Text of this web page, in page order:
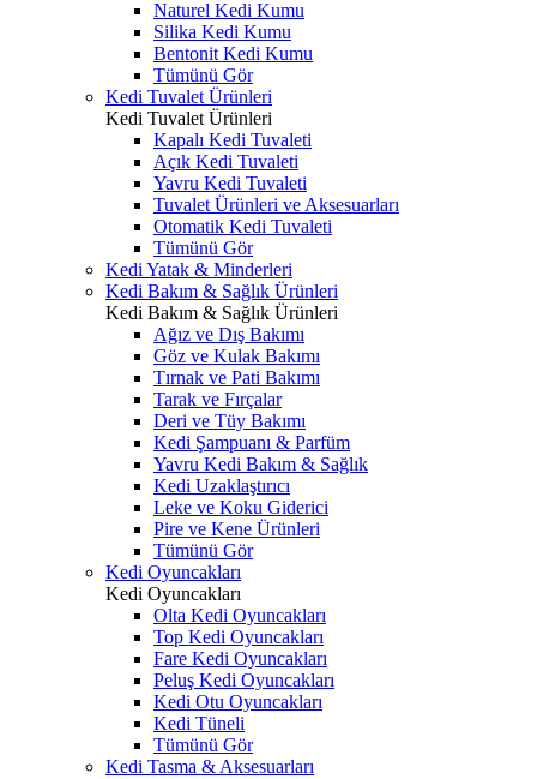
Naturel Kedi Kumu
Silika Kedi Kumu
Bentonit Kedi Kumu
Tümünü Gör
Kedi Tuvalet Ürünleri
Kedi Tuvalet Ürünleri
Kapalı Kedi Tuvaleti
Açık Kedi Tuvaleti
Yavru Kedi Tuvaleti
Tuvalet Ürünleri ve Aksesuarları
Otomatik Kedi Tuvaleti
Tümünü Gör
Kedi Yatak & Minderleri
Kedi Bakım & Sağlık Ürünleri
Kedi Bakım & Sağlık Ürünleri
Ağız ve Dış Bakımı
Göz ve Kulak Bakımı
Tırnak ve Pati Bakımı
Tarak ve Fırçalar
Deri ve Tüy Bakımı
Kedi Şampuanı & Parfüm
Yavru Kedi Bakım & Sağlık
Kedi Uzaklaştırıcı
Leke ve Koku Giderici
Pire ve Kene Ürünleri
Tümünü Gör
Kedi Oyuncakları
Kedi Oyuncakları
Olta Kedi Oyuncakları
Top Kedi Oyuncakları
Fare Kedi Oyuncakları
Peluş Kedi Oyuncakları
Kedi Otu Oyuncakları
Kedi Tüneli
Tümünü Gör
Kedi Tasma & Aksesuarları